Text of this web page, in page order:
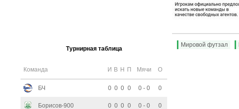
Турнирная таблица
Команда И В Н П Мячи О
БЧ 0 0 0 0 0 - 0 0
Борисов-900 0 0 0 0 0 - 0 0
Мировой футзал